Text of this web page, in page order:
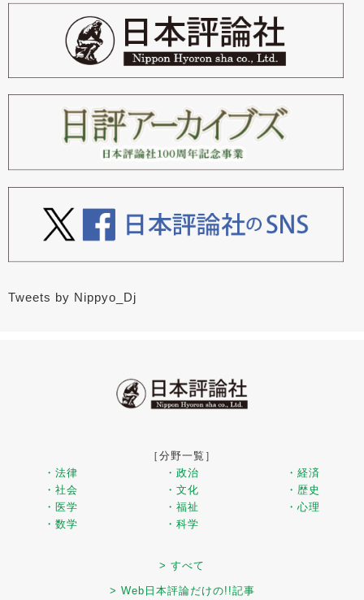
Tweets by Nippyo_Dj
［分野一覧］
・法律
・政治
・経済
・社会
・文化
・歴史
・医学
・福祉
・心理
・数学
・科学
> すべて
> Web日本評論だけの!!記事